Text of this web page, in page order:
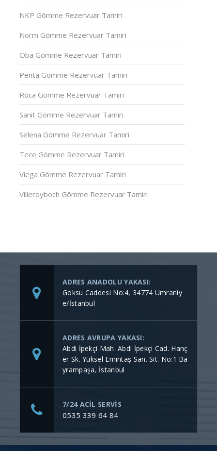
NKP Gömme Rezervuar Tamiri
Norm Gömme Rezervuar Tamiri
Oba Gömme Rezervuar Tamiri
Penta Gömme Rezervuar Tamiri
Roca Gömme Rezervuar Tamiri
Sanit Gömme Rezervuar Tamiri
Selena Gömme Rezervuar Tamiri
Tece Gömme Rezervuar Tamiri
Viega Gömme Rezervuar Tamiri
Villeroyboch Gömme Rezervuar Tamiri
ADRES ANADOLU YAKASI:
Göksu Caddesi No:4, 34774 Ümraniy
e/İstanbul
ADRES AVRUPA YAKASI:
Abdi İpekçi Mah. Abdi İpekçi Cad. Hanç
er Sk. Yüksel Emintaş San. Sit. No:1 Ba
yrampaşa, İstanbul
7/24 ACİL SERVİS
0535 339 64 84